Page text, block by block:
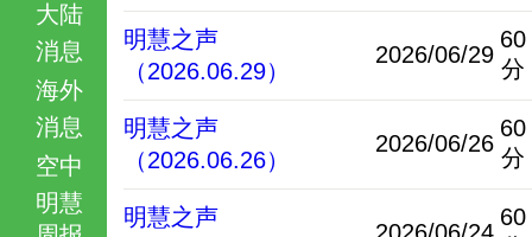
大陆
消息
海外
消息
空中
明慧
周报
明慧之声
（2026.06.29）
2026/06/29
60
分
明慧之声
（2026.06.26）
2026/06/26
60
分
明慧之声
60